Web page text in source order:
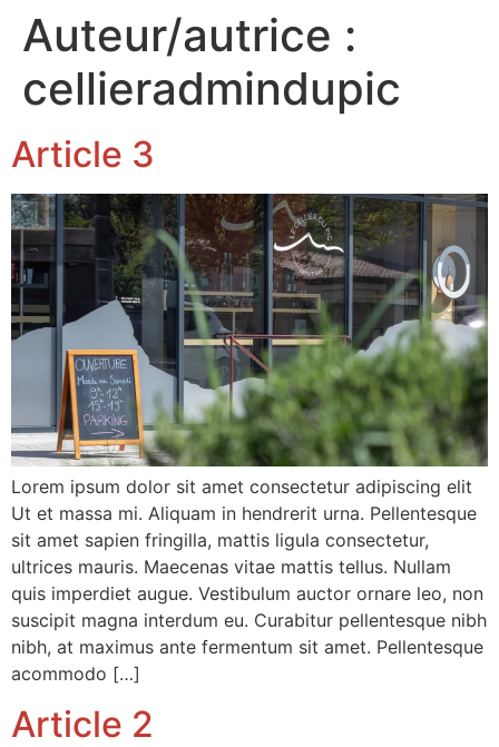
Auteur/autrice :
cellieradmindupic
Article 3
Lorem ipsum dolor sit amet consectetur adipiscing elit
Ut et massa mi. Aliquam in hendrerit urna. Pellentesque
sit amet sapien fringilla, mattis ligula consectetur,
ultrices mauris. Maecenas vitae mattis tellus. Nullam
quis imperdiet augue. Vestibulum auctor ornare leo, non
suscipit magna interdum eu. Curabitur pellentesque nibh
nibh, at maximus ante fermentum sit amet. Pellentesque
acommodo […]
Article 2